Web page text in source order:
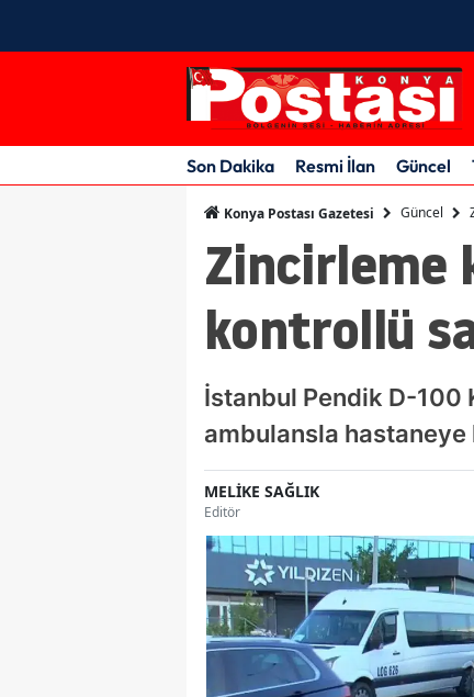
Son Dakika Resmi İlan Güncel
Konya Postası Gazetesi Güncel
Zincirleme
kontrollü
İstanbul Pendik D-100
ambulansla hastaneye
MELİKE SAĞLIK
Editör